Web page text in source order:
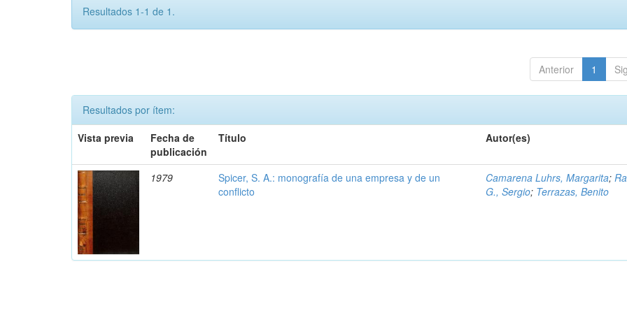
Resultados 1-1 de 1.
Anterior 1
Resultados por ítem:
Vista previa
Fecha de
publicación
Título Autor(es)
1979
Spicer, S. A.: monografía de una empresa y de un
conflicto
Camarena Luhrs, Margarita;
G., Sergio; Terrazas, Benito